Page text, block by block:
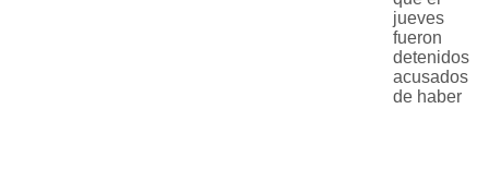
jueves
fueron
detenidos
acusados
de haber